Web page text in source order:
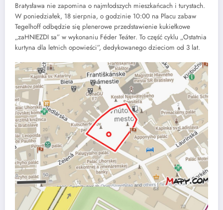
Bratysława nie zapomina o najmłodszych mieszkańcach i turystach.
W poniedziałek, 18 sierpnia, o godzinie 10:00 na Placu zabaw
Tegelhoff odbędzie się plenerowe przedstawienie kukiełkowe
„zaHNIEZDI sa” w wykonaniu Féder Teáter. To część cyklu „Ostatnia
kurtyna dla letnich opowieści”, dedykowanego dzieciom od 3 lat.